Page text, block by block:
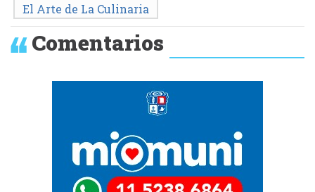
El Arte de La Culinaria
Comentarios